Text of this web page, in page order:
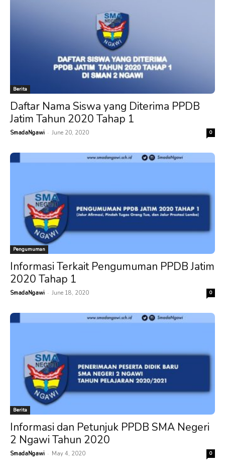
Berita
Daftar Nama Siswa yang Diterima PPDB
Jatim Tahun 2020 Tahap 1
SmadaNgawi - June 20, 2020 0
Pengumuman
Informasi Terkait Pengumuman PPDB Jatim
2020 Tahap 1
SmadaNgawi - June 18, 2020 0
Berita
Informasi dan Petunjuk PPDB SMA Negeri
2 Ngawi Tahun 2020
SmadaNgawi - May 4, 2020 0